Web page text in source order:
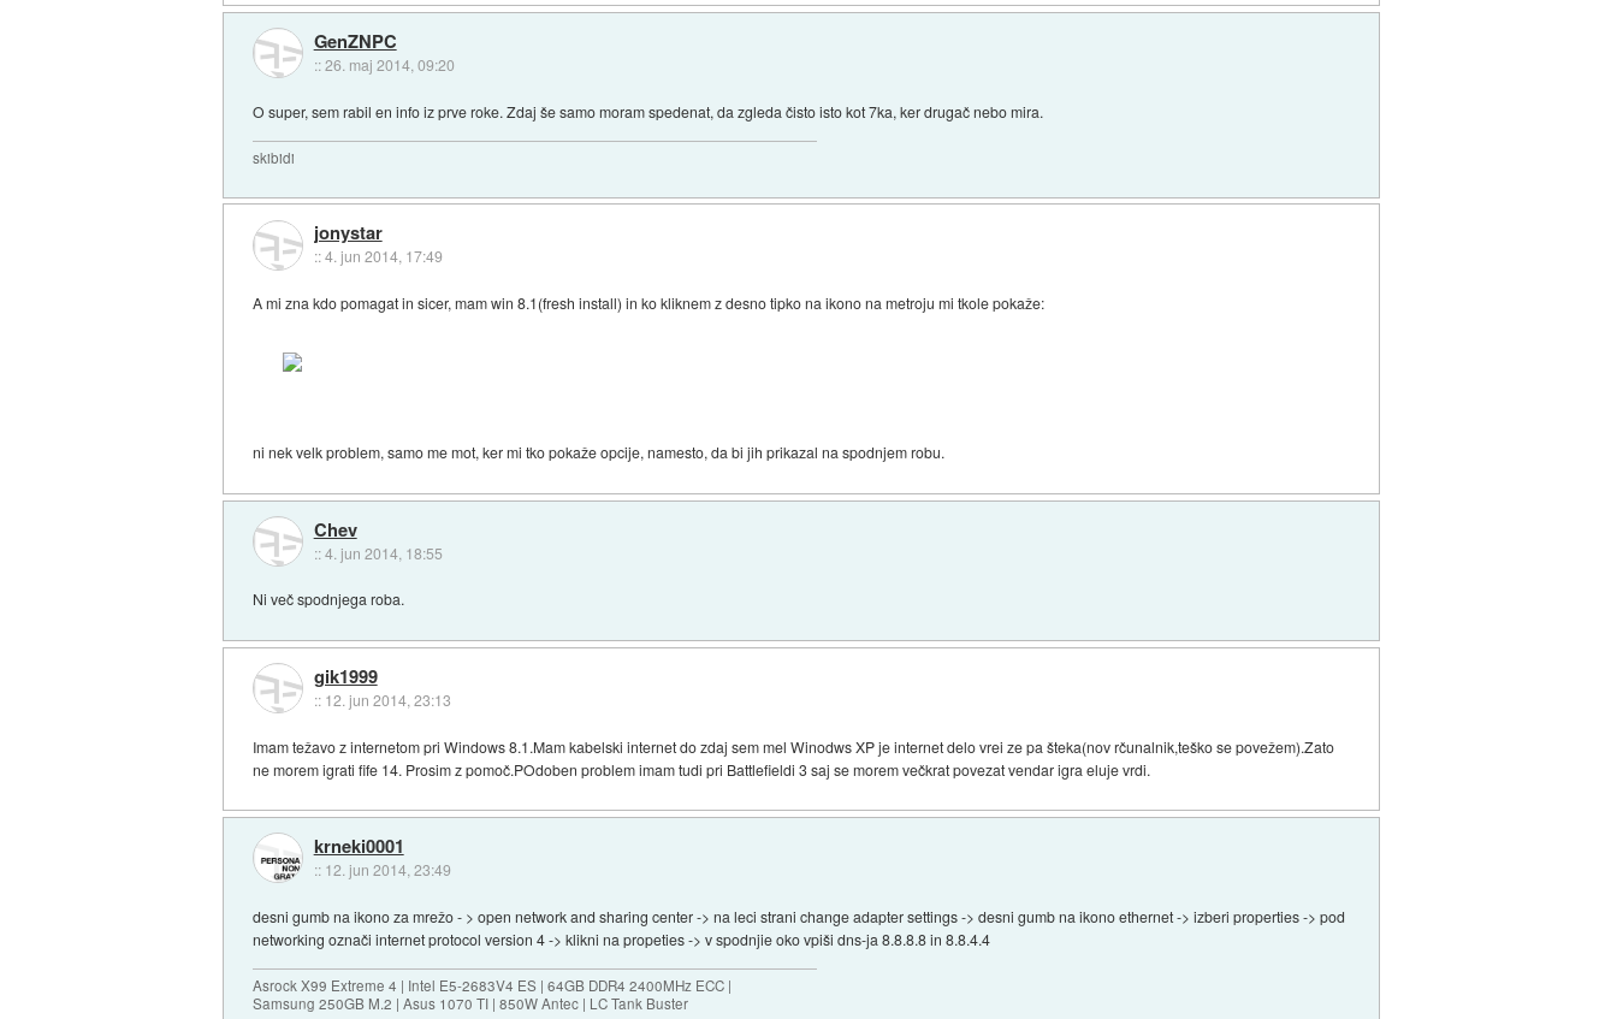
GenZNPC
::26. maj 2014, 09:20
O super, sem rabil en info iz prve roke. Zdaj še samo moram spedenat, da zgleda čisto isto kot 7ka, ker drugač nebo mira.
skibidi
jonystar
::4. jun 2014, 17:49
A mi zna kdo pomagat in sicer, mam win 8.1(fresh install) in ko kliknem z desno tipko na ikono na metroju mi tkole pokaže:
ni nek velk problem, samo me mot, ker mi tko pokaže opcije, namesto, da bi jih prikazal na spodnjem robu.
Chev
::4. jun 2014, 18:55
Ni več spodnjega roba.
gik1999
:: 12. jun 2014, 23:13
Imam težavo z internetom pri Windows 8.1.Mam kabelski internet do zdaj sem mel Winodws XP je internet delo vrei ze pa šteka(nov rčunalnik,teško se povežem).Zato
ne morem igrati fife 14. Prosim z pomoč.POdoben problem imam tudi pri Battlefieldi 3 saj se morem večkrat povezat vendar igra eluje vrdi.
krneki0001
:: 12. jun 2014, 23:49
desni gumb na ikono za mrežo - > open network and sharing center -> na leci strani change adapter settings -> desni gumb na ikono ethernet -> izberi properties -> pod
networking označi internet protocol version 4 -> klikni na propeties -> v spodnjie oko vpiši dns-ja 8.8.8.8 in 8.8.4.4
Asrock X99 Extreme 4 | Intel E5-2683V4 ES | 64GB DDR4 2400MHz ECC |
Samsung 250GB M.2 | Asus 1070 TI | 850W Antec | LC Tank Buster